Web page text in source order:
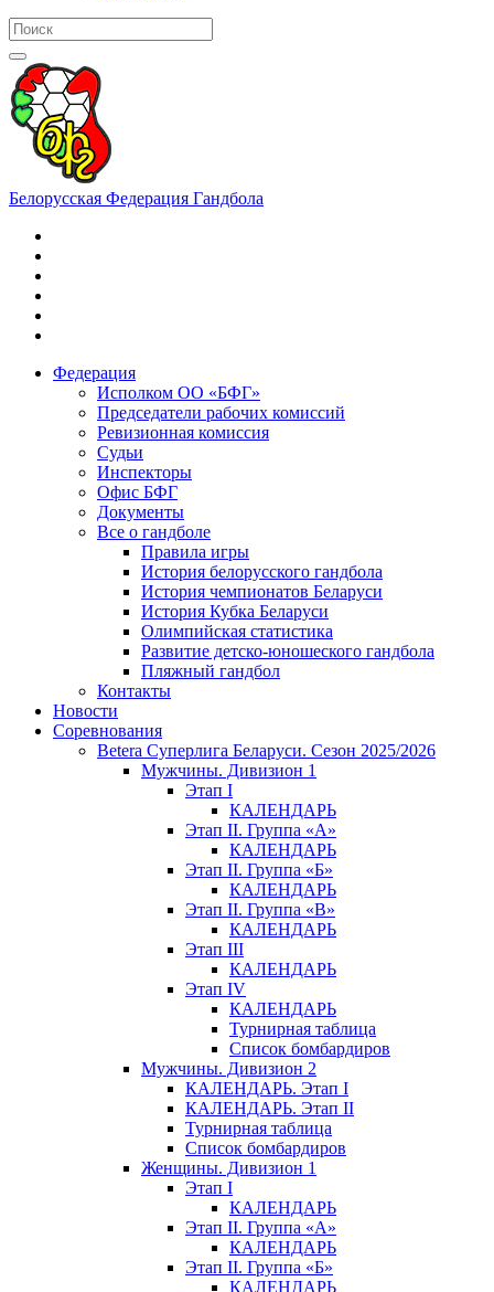
Белорусская Федерация Гандбола
Федерация
Исполком ОО «БФГ»
Председатели рабочих комиссий
Ревизионная комиссия
Судьи
Инспекторы
Офис БФГ
Документы
Все о гандболе
Правила игры
История белорусского гандбола
История чемпионатов Беларуси
История Кубка Беларуси
Олимпийская статистика
Развитие детско-юношеского гандбола
Пляжный гандбол
Контакты
Новости
Соревнования
Betera Суперлига Беларуси. Сезон 2025/2026
Мужчины. Дивизион 1
Этап I
КАЛЕНДАРЬ
Этап II. Группа «А»
КАЛЕНДАРЬ
Этап II. Группа «Б»
КАЛЕНДАРЬ
Этап II. Группа «В»
КАЛЕНДАРЬ
Этап III
КАЛЕНДАРЬ
Этап IV
КАЛЕНДАРЬ
Турнирная таблица
Список бомбардиров
Мужчины. Дивизион 2
КАЛЕНДАРЬ. Этап I
КАЛЕНДАРЬ. Этап II
Турнирная таблица
Список бомбардиров
Женщины. Дивизион 1
Этап I
КАЛЕНДАРЬ
Этап II. Группа «А»
КАЛЕНДАРЬ
Этап II. Группа «Б»
КАЛЕНДАРЬ